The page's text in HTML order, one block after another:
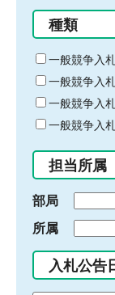
る
キ
ー
ワ
ー
ド
入
力
種類
一般競争入
一般競争入
一般競争入
一般競争入
担当所属
部局
所属
入札公告